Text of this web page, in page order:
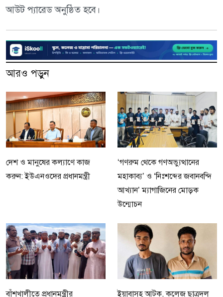
আউট প্যারেড অনুষ্ঠিত হবে।
আরও পড়ুন
দেশ ও মানুষের কল্যাণে কাজ
করুন: ইউএনওদের প্রধানমন্ত্রী
‘গণরুম থেকে গণঅভ্যুত্থানের
মহাকাব্য’ ও ‘নিঃশব্দের জবানবন্দি
আখ্যান’ ম্যাগাজিনের মোড়ক
উন্মোচন
বাঁশখালীতে প্রধানমন্ত্রীর ইয়াবাসহ আটক, কলেজ ছাত্রদল